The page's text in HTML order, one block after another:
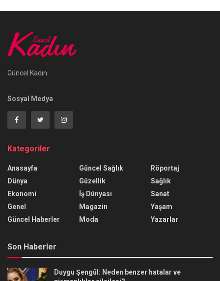
Güncel Kadın
Sosyal Medya
Kategoriler
Anasayfa
Dünya
Ekonomi
Genel
Güncel Haberler
Güncel Sağlık
Güzellik
İş Dünyası
Magazin
Moda
Röportaj
Sağlık
Sanat
Yaşam
Yazarlar
Son Haberler
Duygu Şengül: Neden benzer hatalar ve